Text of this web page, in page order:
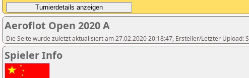
Aeroflot Open 2020 A
Die Seite wurde zuletzt aktualisiert am 27.02.2020 20:18:47, Ersteller/Letzter Upload:
Spieler Info